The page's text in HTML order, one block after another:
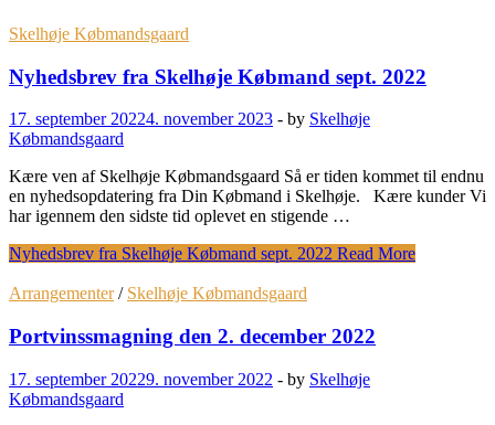
Skelhøje Købmandsgaard
Nyhedsbrev fra Skelhøje Købmand sept. 2022
17. september 20224. november 2023 - by Skelhøje
Købmandsgaard
Kære ven af Skelhøje Købmandsgaard Så er tiden kommet til endnu
en nyhedsopdatering fra Din Købmand i Skelhøje. Kære kunder Vi
har igennem den sidste tid oplevet en stigende …
Nyhedsbrev fra Skelhøje Købmand sept. 2022 Read More
Arrangementer/ Skelhøje Købmandsgaard
Portvinssmagning den 2. december 2022
17. september 20229. november 2022 - by Skelhøje
Købmandsgaard